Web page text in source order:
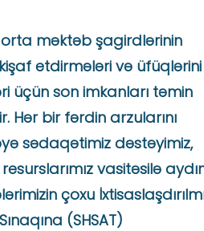
orta məktəb şagirdlərinin
etdirmələri və üfüqlərini
üçün son imkanları təmin
Hər bir fərdin arzularını
sədaqətimiz dəstəyimiz,
vasitəsilə
çoxu
(SHSAT)